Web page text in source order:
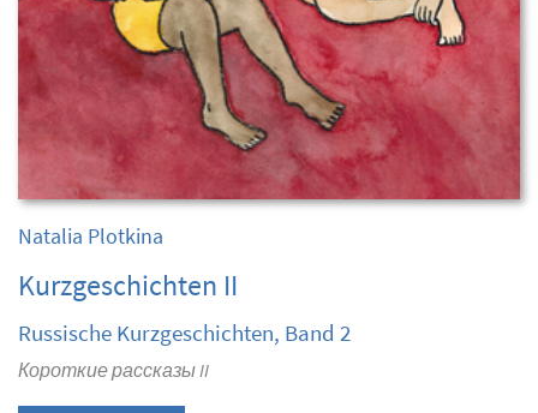
Natalia Plotkina
Kurzgeschichten II
Russische Kurzgeschichten, Band 2
Короткие рассказы II